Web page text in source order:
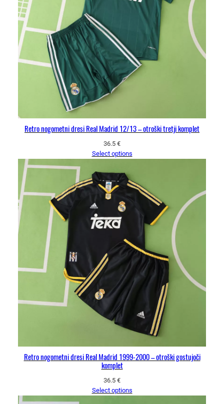
Retro nogometni dresi Real Madrid 12/13 – otroški tretji komplet
36.5 €
Select options
Retro nogometni dresi Real Madrid 1999-2000 – otroški gostujoči
komplet
36.5 €
Select options